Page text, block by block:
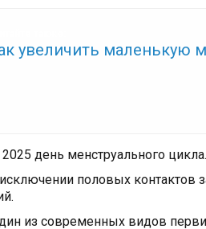
увеличить маленькую
день менструального цикла.
половых контактов
из современных видов